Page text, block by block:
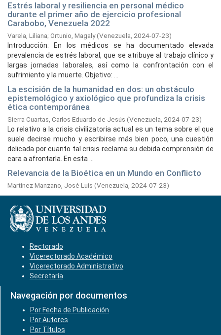
Estrés laboral y resiliencia en personal médico
durante el primer año de ejercicio profesional
Carabobo, Venezuela 2022
Varela, Liliana; Ortunio, Magaly(Venezuela, 2024-07-23)
Introducción: En los médicos se ha documentado elevada
prevalencia de estrés laboral, que se atribuye al trabajo clínico y
largas jornadas laborales, así como la confrontación con el
sufrimiento y la muerte. Objetivo: ...
La escisión de la humanidad en dos: un obstáculo
epistemológico y axiológico que profundiza la crisis
ética contemporánea
Sierra Cuartas, Carlos Eduardo de Jesús (Venezuela, 2024-07-23)
Lo relativo a la crisis civilizatoria actual es un tema sobre el que
suele decirse mucho y escribirse más bien poco, una cuestión
delicada por cuanto tal crisis reclama su debida comprensión de
cara a afrontarla. En esta ...
Relevancia de la Bioética en un Mundo en Conflicto
Martínez Manzano, José Luis (Venezuela, 2024-07-23)
Rectorado
Vicerectorado Académico
Vicerectorado Administrativo
Secretaría
Navegación por documentos
Por Fecha de Publicación
Por Autores
Por Títulos